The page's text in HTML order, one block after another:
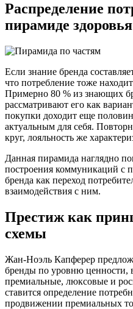
Распределение
пирамиде здоровья
Если знание бренда
что потребление тоже
Примерно 80 % из знающих
рассматривают его как
покупки доходит еще
актуальным для себя.
круг, лояльность же
Данная пирамида наглядно
построения коммуникаций с
бренда как переход
взаимодействия с ним.
Престиж как
схемы
Жан-Ноэль Капферер
бренды по уровню ценности,
премиальные, люксовые и
ставится определение
продвижении премиальных